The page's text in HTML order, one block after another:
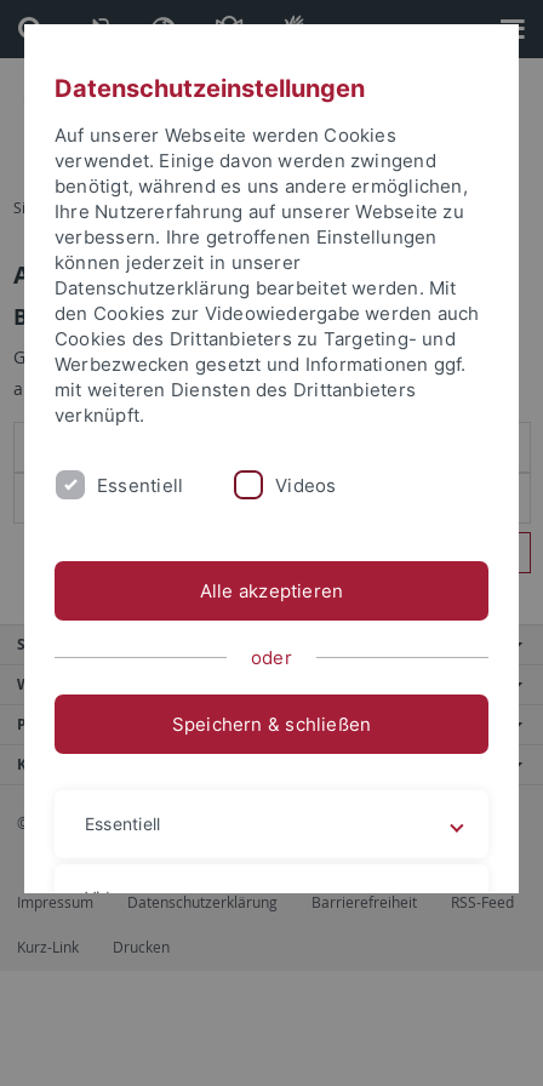
Direkt
zum
Inhalt
Direkt
zur
Fußleiste
Sie sind hier: Startseite
Anmelden
Benutzeranmeldung
Geben Sie Ihren Benutzernamen und Ihr Passwort an um sich
anzumelden:
Service
Weitere Angebote
Portale
Kontaktinfo
© 2026 Eberhard Karls Universität Tübingen, Tübingen
Impressum Datenschutzerklärung Barrierefreiheit RSS-Feed
Kurz-Link Drucken
Datenschutzeinstellungen
Auf unserer Webseite werden Cookies
verwendet. Einige davon werden zwingend
benötigt, während es uns andere ermöglichen,
Ihre Nutzererfahrung auf unserer Webseite zu
verbessern. Ihre getroffenen Einstellungen
können jederzeit in unserer
Datenschutzerklärung bearbeitet werden. Mit
den Cookies zur Videowiedergabe werden auch
Cookies des Drittanbieters zu Targeting- und
Werbezwecken gesetzt und Informationen ggf.
mit weiteren Diensten des Drittanbieters
verknüpft.
Essentiell Videos
Alle akzeptieren
oder
Speichern & schließen
Essentiell
Videos